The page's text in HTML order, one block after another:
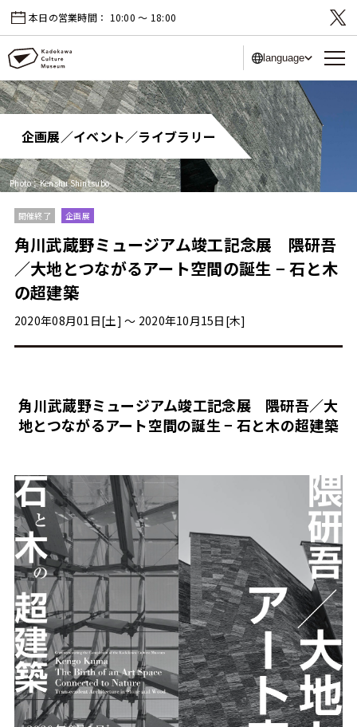
本日の営業時間： 10:00 〜 18:00
language
企画展／イベント／ライブラリー
Photo：Kenshu Shintsubo
開催終了 企画展
角川武蔵野ミュージアム竣工記念展 隈研吾
／大地とつながるアート空間の誕生 − 石と木
の超建築
2020年08月01日[土] 〜 2020年10月15日[木]
角川武蔵野ミュージアム竣工記念展 隈研吾／大
地とつながるアート空間の誕生 − 石と木の超建築